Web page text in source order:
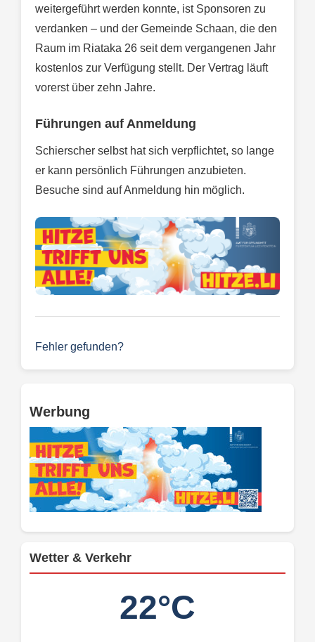
weitergeführt werden konnte, ist Sponsoren zu
verdanken – und der Gemeinde Schaan, die den
Raum im Riataka 26 seit dem vergangenen Jahr
kostenlos zur Verfügung stellt. Der Vertrag läuft
vorerst über zehn Jahre.
Führungen auf Anmeldung
Schierscher selbst hat sich verpflichtet, so lange
er kann persönlich Führungen anzubieten.
Besuche sind auf Anmeldung hin möglich.
Fehler gefunden?
Werbung
Wetter & Verkehr
22°C